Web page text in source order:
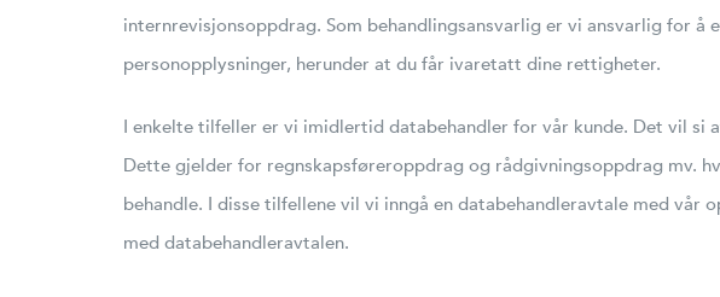
internrevisjonsoppdrag. Som behandlingsansvarlig er vi ansvarlig for
personopplysninger, herunder at du får ivaretatt dine rettigheter.
I enkelte tilfeller er vi imidlertid databehandler for vår kunde. Det vil si
Dette gjelder for regnskapsføreroppdrag og rådgivningsoppdrag mv.
behandle. I disse tilfellene vil vi inngå en databehandleravtale med vår
med databehandleravtalen.